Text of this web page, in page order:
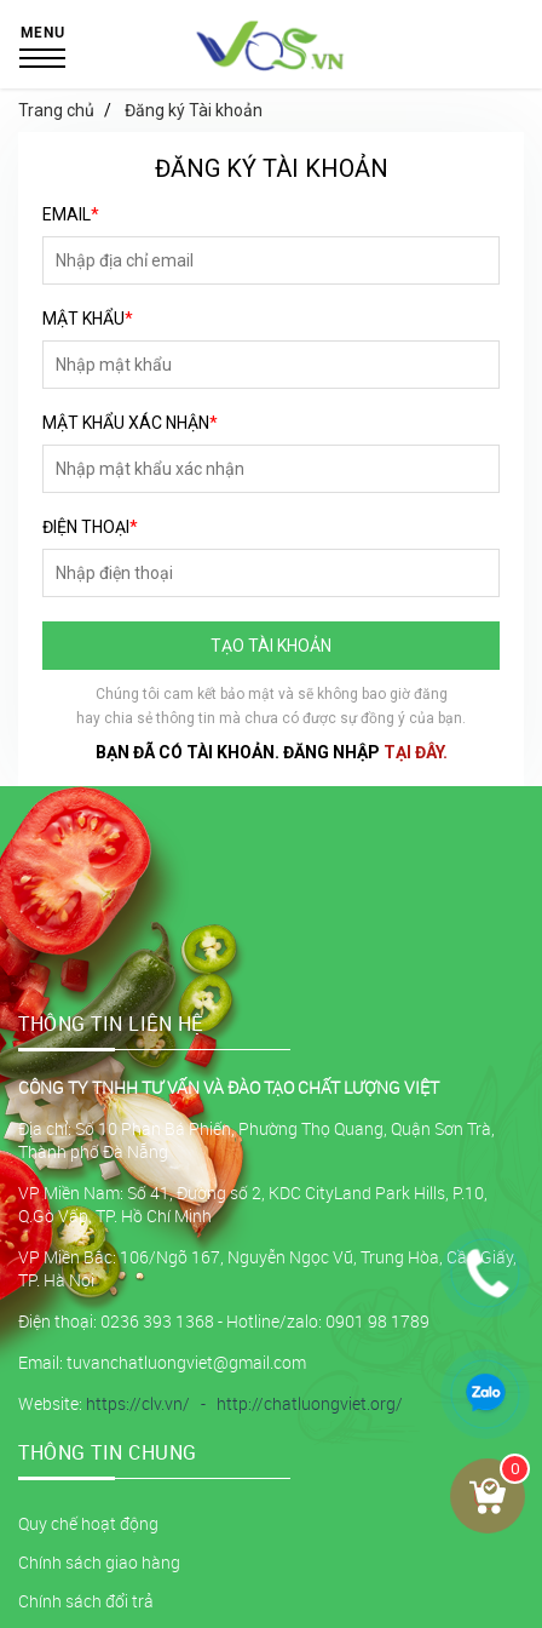
MENU
Trang chủ Đăng ký Tài khoản
ĐĂNG KÝ TÀI KHOẢN
EMAIL*
MẬT KHẨU*
MẬT KHẨU XÁC NHẬN*
ĐIỆN THOẠI*
TẠO TÀI KHOẢN
Chúng tôi cam kết bảo mật và sẽ không bao giờ đăng
hay chia sẻ thông tin mà chưa có được sự đồng ý của bạn.
BẠN ĐÃ CÓ TÀI KHOẢN. ĐĂNG NHẬP TẠI ĐÂY.
THÔNG TIN LIÊN HỆ
CÔNG TY TNHH TƯ VẤN VÀ ĐÀO TẠO CHẤT LƯỢNG VIỆT
Địa chỉ: Số 10 Phan Bá Phiến, Phường Thọ Quang, Quận Sơn Trà,
Thành phố Đà Nẵng
VP Miền Nam: Số 41, Đường số 2, KDC CityLand Park Hills, P.10,
Q.Gò Vấp, TP. Hồ Chí Minh
VP Miền Bắc: 106/Ngõ 167, Nguyễn Ngọc Vũ, Trung Hòa, Cầu Giấy,
TP. Hà Nội
Điện thoại: 0236 393 1368 - Hotline/zalo: 0901 98 1789
Email: tuvanchatluongviet@gmail.com
Website: https://clv.vn/ - http://chatluongviet.org/
THÔNG TIN CHUNG
Quy chế hoạt động
Chính sách giao hàng
Chính sách đổi trả
0